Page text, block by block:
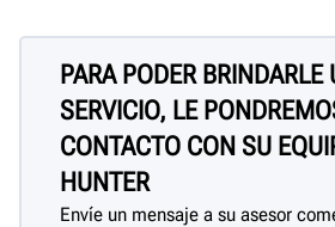
PARA PODER
SERVICIO, LE
CONTACTO CON SU
HUNTER
Envíe un mensaje a su asesor